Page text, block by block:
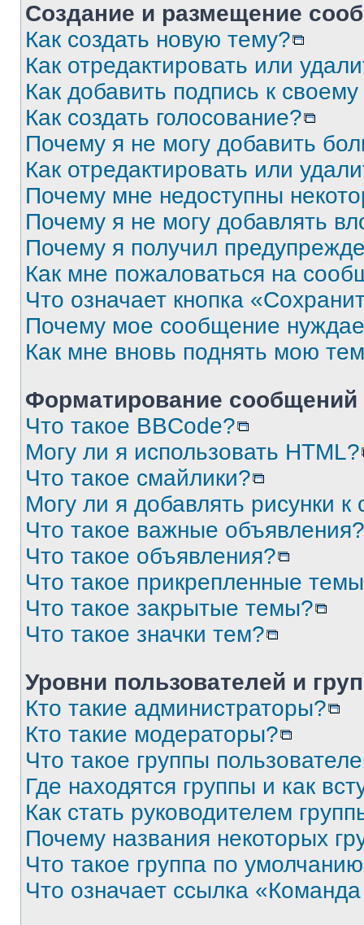
Создание и размещение
Как создать новую тему?
Как отредактировать или
Как добавить подпись к
Как создать голосование?
Почему я не могу добавить
Как отредактировать или
Почему мне недоступны
Почему я не могу добавлять
Почему я получил
Как мне пожаловаться на
Что означает кнопка
Почему мое сообщение
Как мне вновь поднять мою
Форматирование
Что такое BBCode?
Могу ли я использовать HTML?
Что такое смайлики?
Могу ли я добавлять рисунки
Что такое важные объявления?
Что такое объявления?
Что такое прикрепленные
Что такое закрытые темы?
Что такое значки тем?
Уровни пользователей и
Кто такие администраторы?
Кто такие модераторы?
Что такое группы
Где находятся группы и как
Как стать руководителем
Почему названия некоторых
Что такое группа по
Что означает ссылка